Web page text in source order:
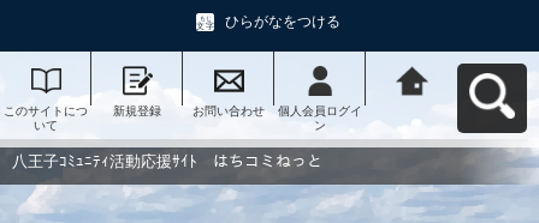
ひらがなをつける
このサイトにつ
いて
新規登録 お問い合わせ
個人会員ログイ
ン
動応援ｻｲﾄ はち
コミねっとへ戻
八王子ｺﾐｭﾆﾃｨ活動応援ｻｲﾄ はちコミねっと